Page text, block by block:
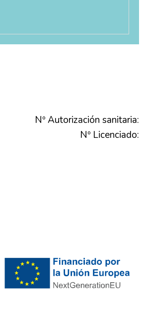
Nº Autorización sanitaria:
Nº Licenciado: